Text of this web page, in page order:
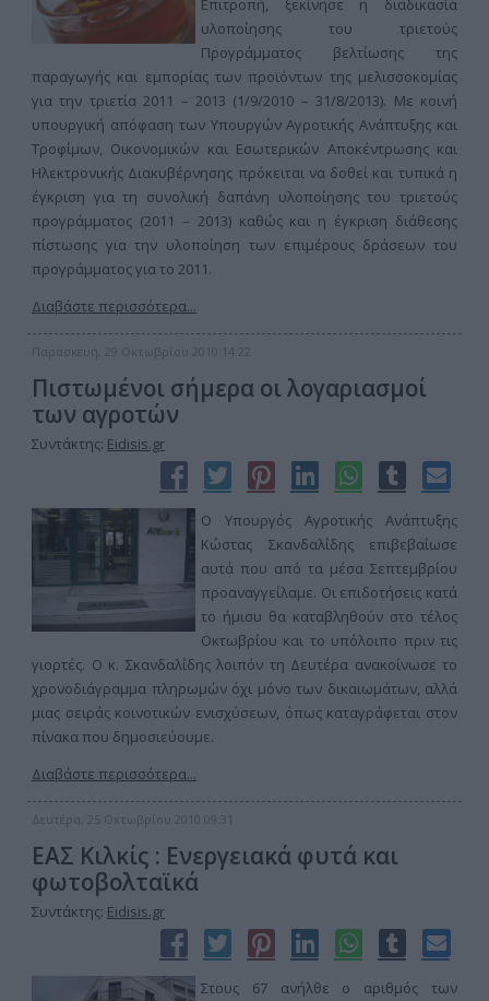
Επιτροπή, ξεκίνησε η διαδικασία
υλοποίησης του τριετούς
Προγράμματος βελτίωσης της
παραγωγής και εμπορίας των προϊόντων της μελισσοκομίας
για την τριετία 2011 – 2013 (1/9/2010 – 31/8/2013). Με κοινή
υπουργική απόφαση των Υπουργών Αγροτικής Ανάπτυξης και
Τροφίμων, Οικονομικών και Εσωτερικών Αποκέντρωσης και
Ηλεκτρονικής Διακυβέρνησης πρόκειται να δοθεί και τυπικά η
έγκριση για τη συνολική δαπάνη υλοποίησης του τριετούς
προγράμματος (2011 – 2013) καθώς και η έγκριση διάθεσης
πίστωσης για την υλοποίηση των επιμέρους δράσεων του
προγράμματος για το 2011.
Διαβάστε περισσότερα...
Παρασκευή, 29 Οκτωβρίου 2010 14:22
Πιστωμένοι σήμερα οι λογαριασμοί
των αγροτών
Συντάκτης: Eidisis.gr
Ο Υπουργός Αγροτικής Ανάπτυξης
Κώστας Σκανδαλίδης επιβεβαίωσε
αυτά που από τα μέσα Σεπτεμβρίου
προαναγγείλαμε. Οι επιδοτήσεις κατά
το ήμισυ θα καταβληθούν στο τέλος
Οκτωβρίου και το υπόλοιπο πριν τις
γιορτές. Ο κ. Σκανδαλίδης λοιπόν τη Δευτέρα ανακοίνωσε το
χρονοδιάγραμμα πληρωμών όχι μόνο των δικαιωμάτων, αλλά
μιας σειράς κοινοτικών ενισχύσεων, όπως καταγράφεται στον
πίνακα που δημοσιεύουμε.
Διαβάστε περισσότερα...
Δευτέρα, 25 Οκτωβρίου 2010 09:31
ΕΑΣ Κιλκίς : Ενεργειακά φυτά και
φωτοβολταϊκά
Συντάκτης: Eidisis.gr
Στους 67 ανήλθε ο αριθμός των